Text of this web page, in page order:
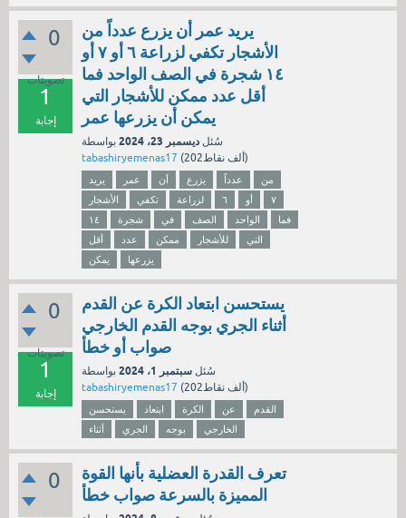
0
تصويتات
1
إجابة
يريد عمر أن يزرع عدداً من
الأشجار تكفي لزراعة ٦ أو ٧ أو
١٤ شجرة في الصف الواحد فما
أقل عدد ممكن للأشجار التي
يمكن أن يزرعها عمر
سُئل ديسمبر 23، 2024
بواسطة
tabashiryemenas17 ( 202ألفنقاط)
يريد عمر أن يزرع عدداً
من
الأشجار
تكفي لزراعة ٦ أو
٧
١٤
شجرة في الصف الواحد
فما
أقل
عدد ممكن للأشجار
التي
يمكن
يزرعها
0
تصويتات
1
إجابة
يستحسن ابتعاد الكرة عن القدم
أثناء الجري بوجه القدم الخارجي
صواب أو خطأ
سُئل سبتمبر 1، 2024
بواسطة
tabashiryemenas17 ( 202ألفنقاط)
يستحسن ابتعاد الكرة عن
القدم
أثناء
الجري بوجه الخارجي
0
تعرف القدرة العضلية بأنها القوة
المميزة بالسرعة صواب خطأ